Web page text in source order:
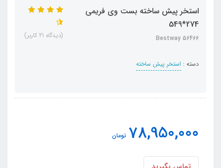
استخر پیش ساخته بست وی فریمی
274*549
Bestway 56466
دسته : استخر پیش ساخته
(دیدگاه 21 کاربر)
78,950,000 تومان